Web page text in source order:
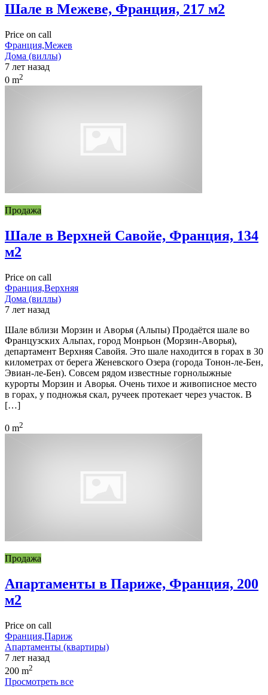
Шале в Межеве, Франция, 217 м2
Price on call
Франция,Межев
Дома (виллы)
7 лет назад
0 m2
Продажа
Шале в Верхней Савойе, Франция, 134
м2
Price on call
Франция,Верхняя
Дома (виллы)
7 лет назад
Шале вблизи Морзин и Аворья (Альпы) Продаётся шале во
Французских Альпах, город Монрьон (Морзин-Аворья),
департамент Верхняя Савойя. Это шале находится в горах в 30
километрах от берега Женевского Озера (города Тонон-ле-Бен,
Эвиан-ле-Бен). Совсем рядом известные горнолыжные
курорты Морзин и Аворья. Очень тихое и живописное место
в горах, у подножья скал, ручеек протекает через участок. В
[…]
0 m2
Продажа
Апартаменты в Париже, Франция, 200
м2
Price on call
Франция,Париж
Апартаменты (квартиры)
7 лет назад
200 m2
Просмотреть все